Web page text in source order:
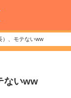
）、モテないww
ないww